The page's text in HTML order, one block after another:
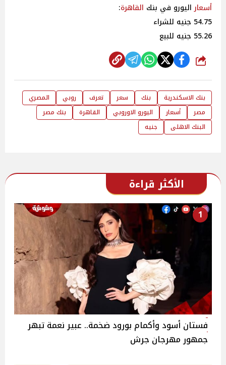
أسعاراليورو في بنك القاهرة:
54.75 جنيه للشراء
55.26 جنيه للبيع
شارك
بنك الاسكندرية بنك سعر تعرف روبي
المصري
مصر
أسعار اليورو الاوروبي القاهرة
بنك مصر
البنك الاهلى
جنيه
الأكثر قراءة
1
فستان أسود وأكمام بورود ضخمة.. عبير نعمة تبهر
جمهور مهرجان جرش